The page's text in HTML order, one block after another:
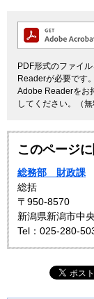
PDF形式のファイ
Readerが必要です。
Adobe Readerをお
してください。（無
このページ
総務部 財政課
総括
〒950-8570
新潟県新潟市中
Tel：025-280-